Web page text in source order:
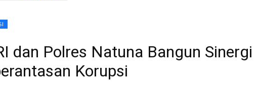
dan Polres Natuna Bangun Sinergi
Korupsi